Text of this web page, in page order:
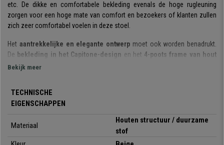
etc. De dikke en comfortabele bekleding evenals de hoge rugleuning
zorgen voor een hoge mate van comfort en bezoekers of klanten zullen
zich zeer comfortabel voelen in deze stoel.
Het aantrekkelijke en elegante ontwerp moet ook worden benadrukt.
De bekleding in het Capitone-design en het 4-poots frame van hout
in Scandinavische stijl
Om een langere levensduur van de stoel te garanderen, zijn
eersteklas materialen
hoogwaardige stoffen bekleding is zacht en
aangenaam
om aan te raken en ook zeer slijtvast en gemakkelijk te
Bekijk meer
TECHNISCHE
EIGENSCHAPPEN
Materiaal
Houten structuur / duurzame
stof